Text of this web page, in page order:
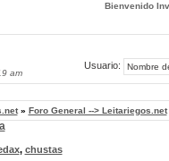
Bienvenido
am
Usuario:
» Foro General --> Leitariegos.net
, chustas